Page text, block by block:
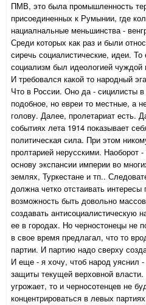
ПМВ, это была промышленность
присоединенных к Румынии, где
нациалнальные меньшинства -
Среди которых как раз и были
сиречь социалистические, идеи.
социализм был идеологией чуждой
И требовался какой то народный
Что в России. Оно да - сицилисты
подобное, но евреи то местные, а
голову. Далее, пролетариат есть.
событиях лета 1914 показывает
политическая сила. При этом
пролтарией нерусскими. Наоборот
основу экспансии империи во
землях, Туркестане и тп..
должна четко отстаивать интересы
возможность быть довольно
создавать антисоциалистическую
ее в городах. Но черностонецы не
в свое время предлагал, что то
партии. И партию надо сверху
И еще - я хочу, чтоб народ уяснил
защиты текущей верховной
угрожает, то и черносотенцев не
концентрироваться в левых